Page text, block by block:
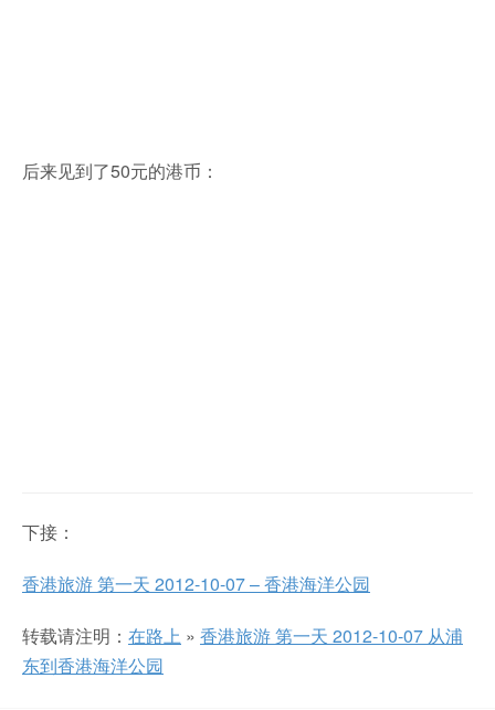
后来见到了50元的港币：
下接：
香港旅游 第一天 2012-10-07 – 香港海洋公园
转载请注明： 在路上 » 香港旅游 第一天 2012-10-07 从浦
东到香港海洋公园